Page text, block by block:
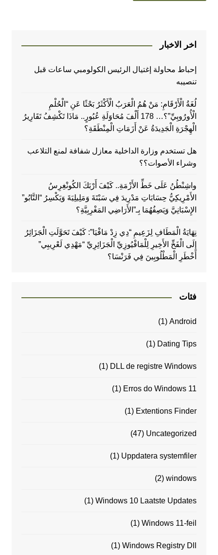
اخر الاخبار
إحباط محاولة إغتيال الرئيس الكولومبي ساعات قبل
تنصيبه
لُغَةُ الْأَرْقَامِ: مَنْ هُمُ الْعَرَبُ الْأَكْثَرُ بَحْثًا عَنِ “الْحُلْمِ
الْأُورُوبِيِّ”؟… 178 أَلْفَ مُحَاوَلَةِ عُبُورٍ.. مَاذَا تَكْشِفُ تَقَارِيرُ
الْهِجْرَةِ الْجَدِيدَةُ عَنْ أَزَمَاتِ الْمِنْطَقَةِ؟
هل تستخدم وزارة الداخلية معازل شفافة لمنع التلاعب
وشراء الأصوات؟؟
واشِنْطُنُ عَلَى خَطِّ الأَزْمَةِ.. كَيْفَ أَرْبَكَ الكُونْغِرِسُ
الأَمْرِيكِيُّ حِسَابَاتِ مَدْرِيدَ فِي سَبْتَةَ وَمَلِيلِيَةَ وَيَكْسِرُ “التَّابُو”
الإِسْبَانِيَّ وَيَصِفُهُمَا بِـ”الأَرَاضِي المَغْرِبِيَّةِ؟
نِهَايَةُ الْمَطَافِ لِزَعِيمِ “دِي زِدْ مَافْيَا”: كَيْفَ تَحَوَّلَتِ الْجَزَائِرُ
إِلَى الْفَخِّ الأَخِيرِ لِلْمَافْيُوزِيِّ الْجَزَائِرِيِّ “مَهْدِي لَعْرِيبِي”
أَخْطَرِ الْمَطْلُوبِينَ فِي فَرَنْسَا؟
فئات
Android
(1)
Dating Tips
(1)
DLL de registre Windows
(1)
Erros do Windows 11
(1)
Extentions Finder
(1)
Uncategorized
(47)
Uppdatera systemfiler
(1)
windows
(2)
Windows 10 Laatste Updates
(1)
Windows 11-feil
(1)
Windows Registry Dll
(1)